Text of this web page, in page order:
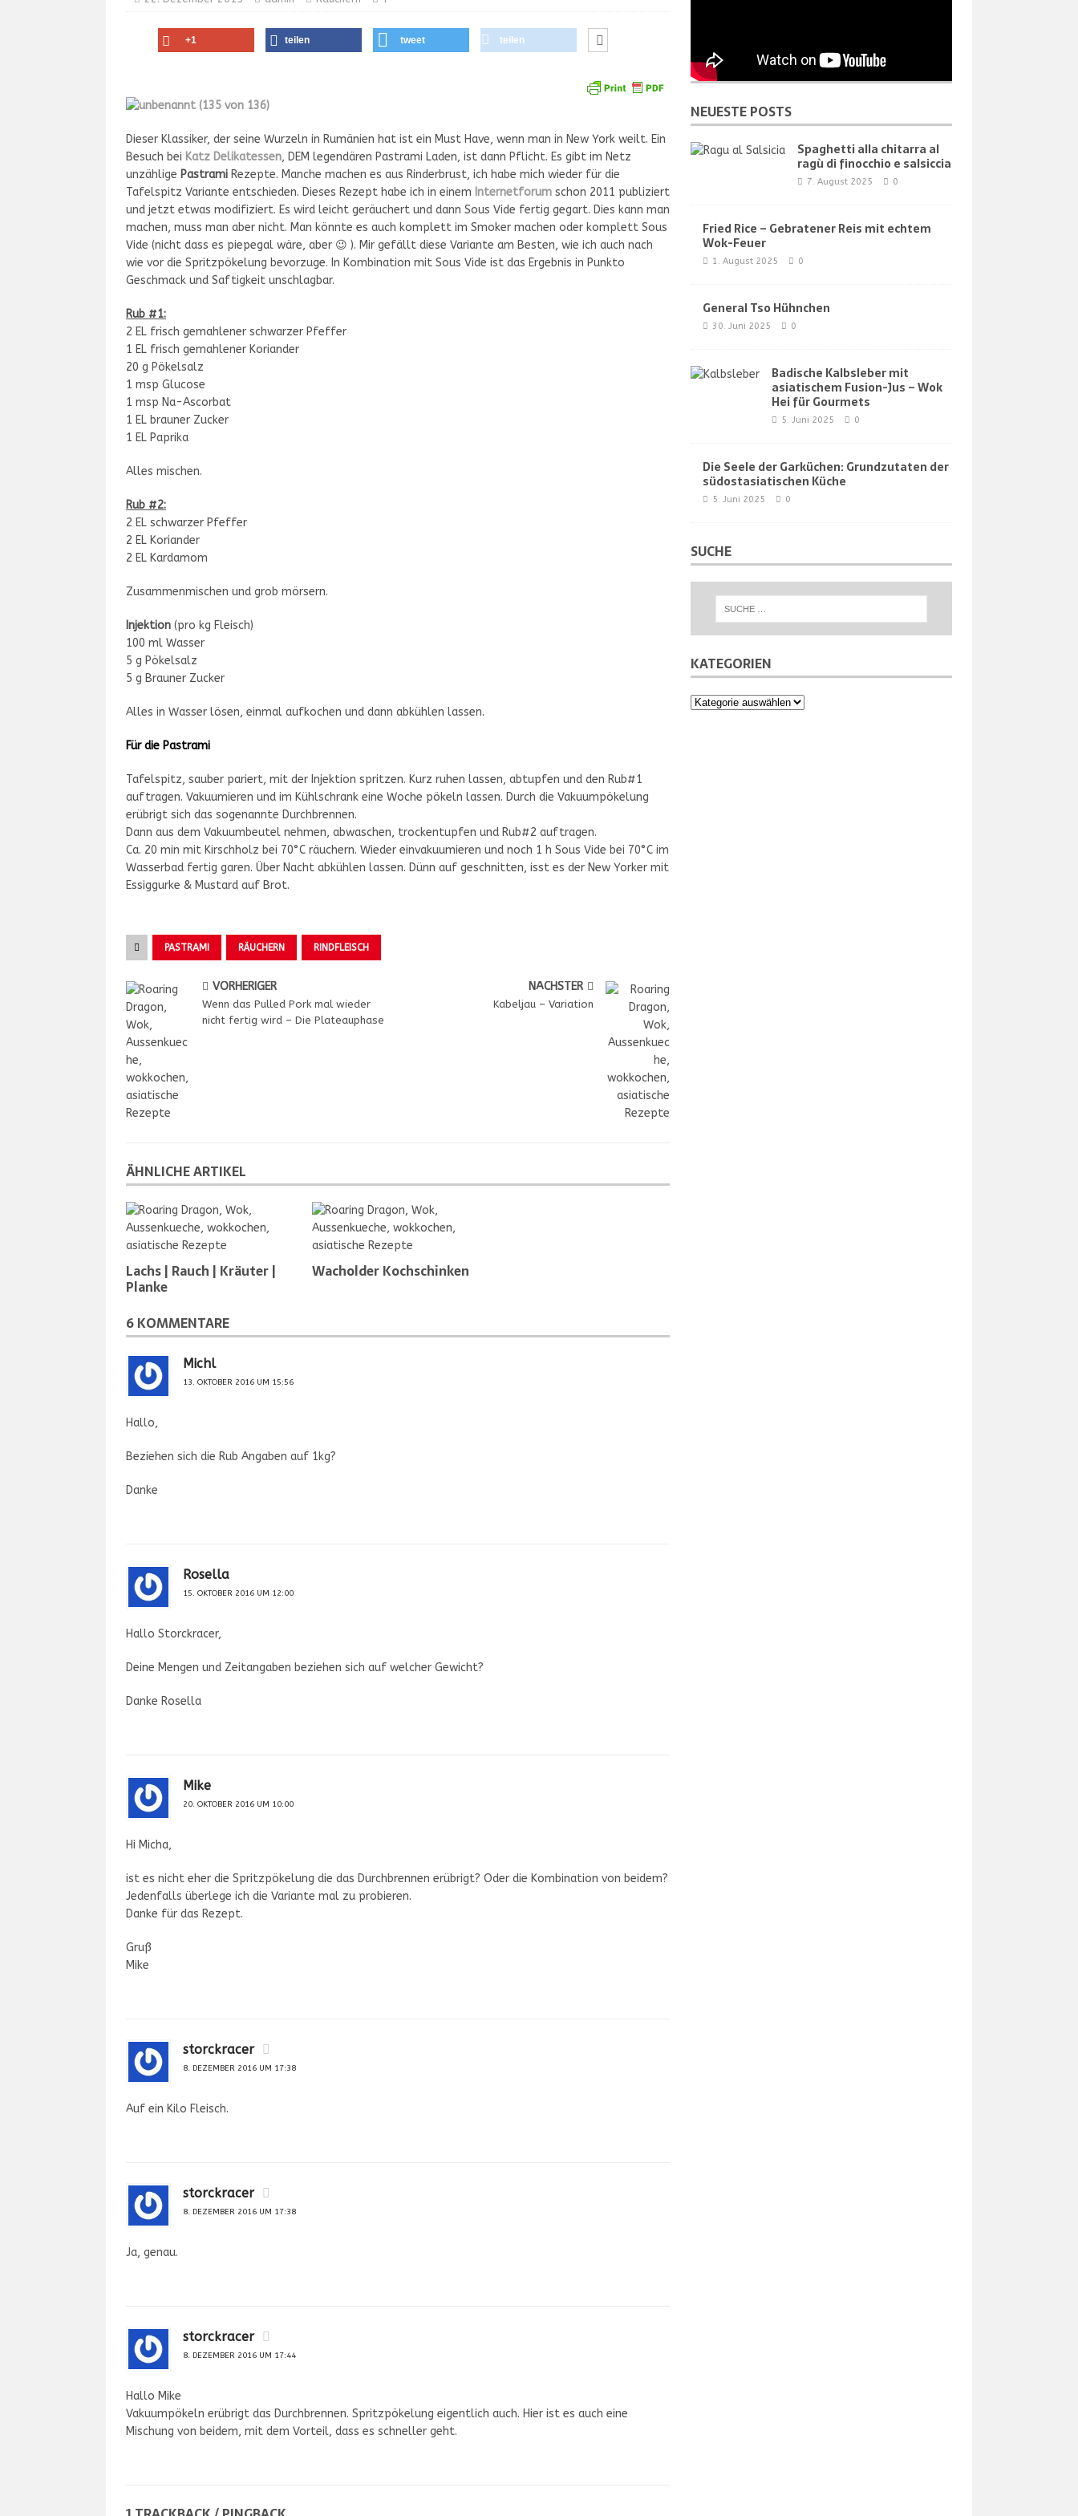
+1 teilen tweet teilen
Dieser Klassiker, der seine Wurzeln in Rumänien hat ist ein Must Have, wenn man in New York weilt. Ein
Besuch bei Katz Delikatessen, DEM legendären Pastrami Laden, ist dann Pflicht. Es gibt im Netz
unzählige Pastrami Rezepte. Manche machen es aus Rinderbrust, ich habe mich wieder für die
Tafelspitz Variante entschieden. Dieses Rezept habe ich in einem Internetforum schon 2011 publiziert
und jetzt etwas modifiziert. Es wird leicht geräuchert und dann Sous Vide fertig gegart. Dies kann man
machen, muss man aber nicht. Man könnte es auch komplett im Smoker machen oder komplett Sous
Vide (nicht dass es piepegal wäre, aber 😉 ). Mir gefällt diese Variante am Besten, wie ich auch nach
wie vor die Spritzpökelung bevorzuge. In Kombination mit Sous Vide ist das Ergebnis in Punkto
Geschmack und Saftigkeit unschlagbar.
Rub #1:
2 EL frisch gemahlener schwarzer Pfeffer
1 EL frisch gemahlener Koriander
20 g Pökelsalz
1 msp Glucose
1 msp Na-Ascorbat
1 EL brauner Zucker
1 EL Paprika
Alles mischen.
Rub #2:
2 EL schwarzer Pfeffer
2 EL Koriander
2 EL Kardamom
Zusammenmischen und grob mörsern.
Injektion (pro kg Fleisch)
100 ml Wasser
5 g Pökelsalz
5 g Brauner Zucker
Alles in Wasser lösen, einmal aufkochen und dann abkühlen lassen.
Für die Pastrami
Tafelspitz, sauber pariert, mit der Injektion spritzen. Kurz ruhen lassen, abtupfen und den Rub#1
auftragen. Vakuumieren und im Kühlschrank eine Woche pökeln lassen. Durch die Vakuumpökelung
erübrigt sich das sogenannte Durchbrennen.
Dann aus dem Vakuumbeutel nehmen, abwaschen, trockentupfen und Rub#2 auftragen.
Ca. 20 min mit Kirschholz bei 70°C räuchern. Wieder einvakuumieren und noch 1 h Sous Vide bei 70°C im
Wasserbad fertig garen. Über Nacht abkühlen lassen. Dünn auf geschnitten, isst es der New Yorker mit
Essiggurke & Mustard auf Brot.
PASTRAMI RÄUCHERN RINDFLEISCH
VORHERIGER
Wenn das Pulled Pork mal wieder
nicht fertig wird – Die Plateauphase
NÄCHSTER
Kabeljau – Variation
ÄHNLICHE ARTIKEL
Lachs | Rauch | Kräuter |
Planke
Wacholder Kochschinken
6 KOMMENTARE
Michl
13. OKTOBER 2016 UM 15:56
Hallo,
Beziehen sich die Rub Angaben auf 1kg?
Danke
Rosella
15. OKTOBER 2016 UM 12:00
Hallo Storckracer,
Deine Mengen und Zeitangaben beziehen sich auf welcher Gewicht?
Danke Rosella
Mike
20. OKTOBER 2016 UM 10:00
Hi Micha,
ist es nicht eher die Spritzpökelung die das Durchbrennen erübrigt? Oder die Kombination von beidem?
Jedenfalls überlege ich die Variante mal zu probieren.
Danke für das Rezept.
Gruß
Mike
storckracer
8. DEZEMBER 2016 UM 17:38
Auf ein Kilo Fleisch.
storckracer
8. DEZEMBER 2016 UM 17:38
Ja, genau.
storckracer
8. DEZEMBER 2016 UM 17:44
Hallo Mike
Vakuumpökeln erübrigt das Durchbrennen. Spritzpökelung eigentlich auch. Hier ist es auch eine
Mischung von beidem, mit dem Vorteil, dass es schneller geht.
NEUESTE POSTS
Spaghetti alla chitarra al
ragù di finocchio e salsiccia
7. August 2025 0
Fried Rice – Gebratener Reis mit echtem
Wok-Feuer
1. August 2025 0
General Tso Hühnchen
30. Juni 2025 0
Badische Kalbsleber mit
asiatischem Fusion-Jus – Wok
Hei für Gourmets
5. Juni 2025 0
Die Seele der Garküchen: Grundzutaten der
südostasiatischen Küche
5. Juni 2025 0
SUCHE
KATEGORIEN
Kategorien